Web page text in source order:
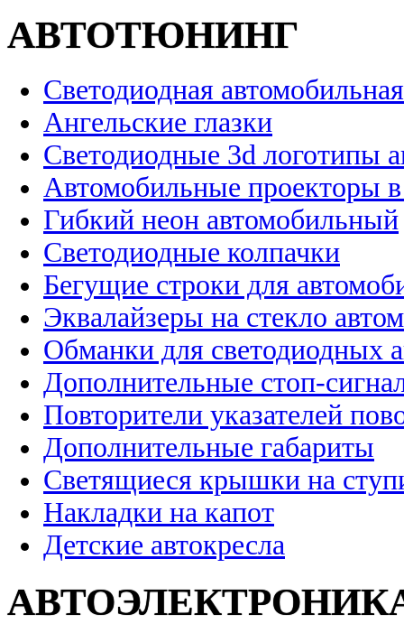
АВТОТЮНИНГ
Светодиодная
Ангельские глазки
Светодиодные 3d логотипы
Автомобильные проекторы
Гибкий неон автомобильный
Светодиодные колпачки
Бегущие строки для
Эквалайзеры на стекло
Обманки для светодиодных
Дополнительные стоп-
Повторители указателей
Дополнительные габариты
Светящиеся крышки на
Накладки на капот
Детские автокресла